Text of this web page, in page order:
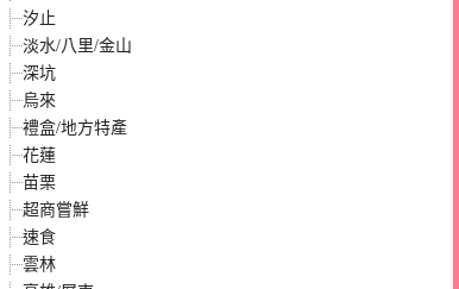
汐止
淡水/八里/金山
深坑
烏來
禮盒/地方特產
花蓮
苗栗
超商嘗鮮
速食
雲林